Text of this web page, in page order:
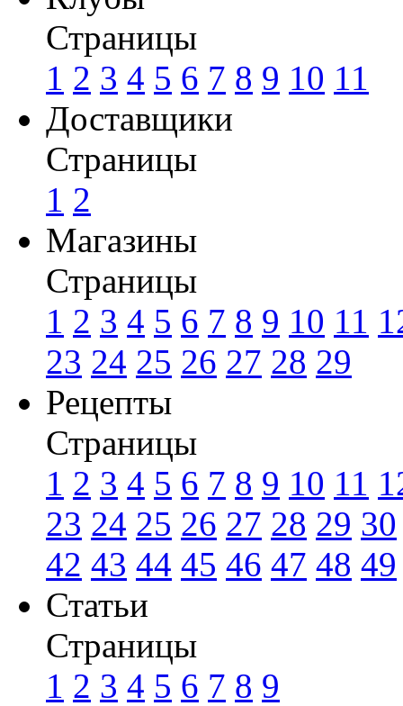
Страницы
1 2 3 4 5 6 7 8 9 10 11
Доставщики
Страницы
1 2
Магазины
Страницы
1 2 3 4 5 6 7 8 9 10 11
23 24 25 26 27 28 29
Рецепты
Страницы
1 2 3 4 5 6 7 8 9 10 11
23 24 25 26 27 28 29 30
42 43 44 45 46 47 48 49
Статьи
Страницы
1 2 3 4 5 6 7 8 9